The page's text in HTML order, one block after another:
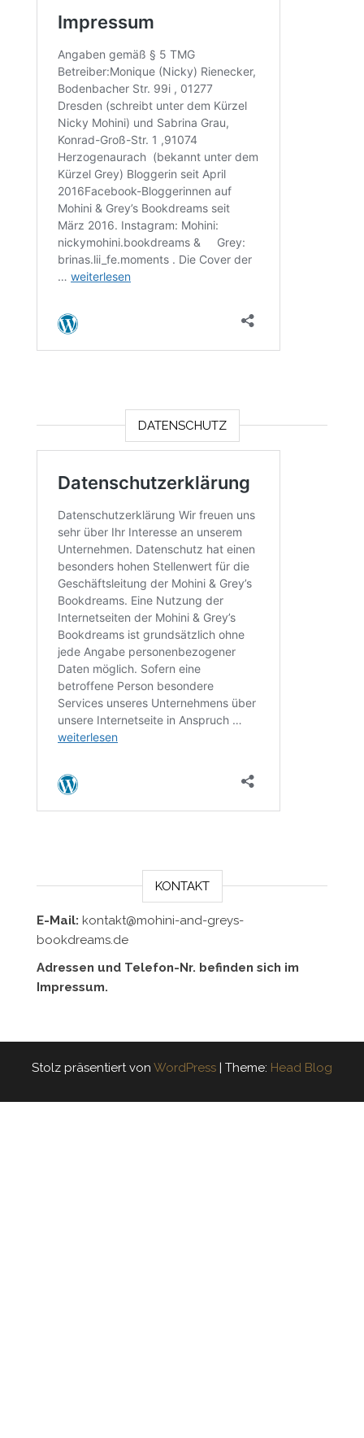
DATENSCHUTZ
KONTAKT
E-Mail: kontakt@mohini-and-greys-
bookdreams.de
Adressen und Telefon-Nr. befinden sich im
Impressum.
Stolz präsentiert von WordPress | Theme: Head Blog